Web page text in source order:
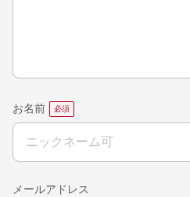
お名前
メールアドレス